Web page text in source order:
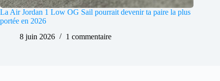
La Air Jordan 1 Low OG Sail pourrait devenir ta paire la plus
portée en 2026
8 juin 2026
1 commentaire